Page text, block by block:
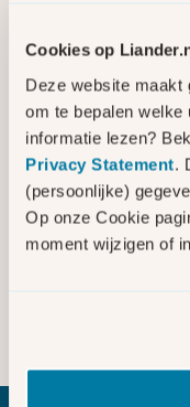
Cookies op
Deze website maakt
om te bepalen
informatie lezen?
Privacy Statement.
(persoonlijke)
Op onze Cookie
moment wijzigen of
Soort
Q4 2024